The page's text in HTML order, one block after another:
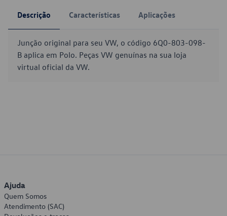
Descrição Características Aplicações
Junção original para seu VW, o código 6Q0-803-098-
B aplica em Polo. Peças VW genuínas na sua loja
virtual oficial da VW.
Ajuda
Quem Somos
Atendimento (SAC)